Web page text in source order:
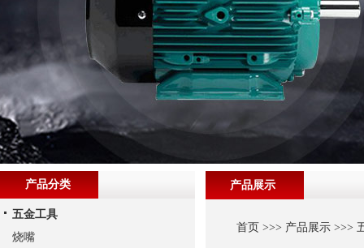
产品展示
首页 >>> 产品展示>>>
产品分类
五金工具
烧嘴